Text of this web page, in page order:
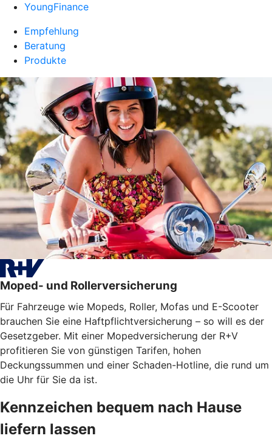
YoungFinance
Empfehlung
Beratung
Produkte
Moped- und Rollerversicherung
Für Fahrzeuge wie Mopeds, Roller, Mofas und E-Scooter
brauchen Sie eine Haftpflichtversicherung – so will es der
Gesetzgeber. Mit einer Mopedversicherung der R+V
profitieren Sie von günstigen Tarifen, hohen
Deckungssummen und einer Schaden-Hotline, die rund um
die Uhr für Sie da ist.
Kennzeichen bequem nach Hause
liefern lassen